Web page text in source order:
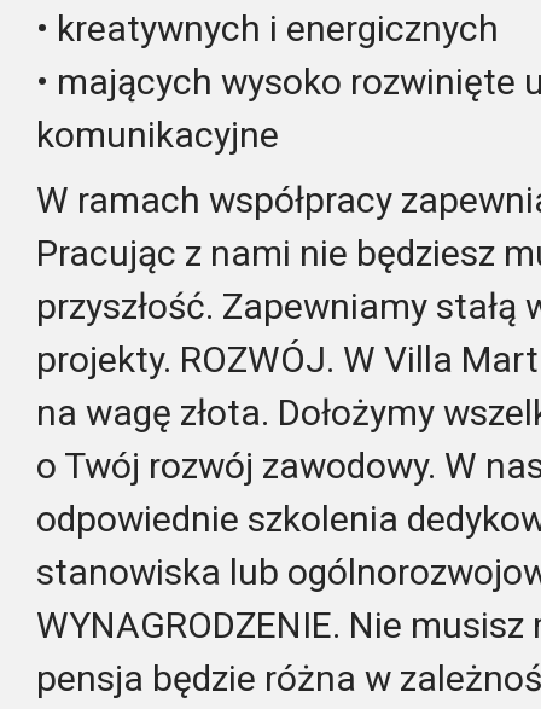
• kreatywnych i energicznych
• mających wysoko rozwinięte
komunikacyjne
W ramach współpracy
Pracując z nami nie będziesz
przyszłość. Zapewniamy stałą
projekty. ROZWÓJ. W Villa
na wagę złota. Dołożymy
o Twój rozwój zawodowy. W
odpowiednie szkolenia
stanowiska lub
WYNAGRODZENIE. Nie
pensja będzie różna w